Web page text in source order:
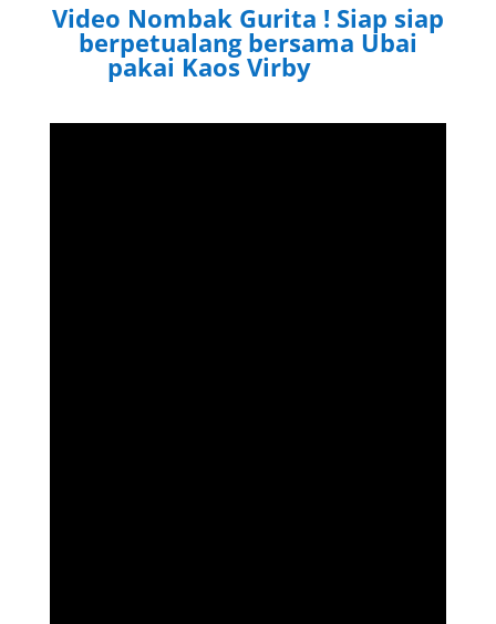
Video Nombak Gurita ! Siap siap
berpetualang bersama Ubai
pakai Kaos Virby